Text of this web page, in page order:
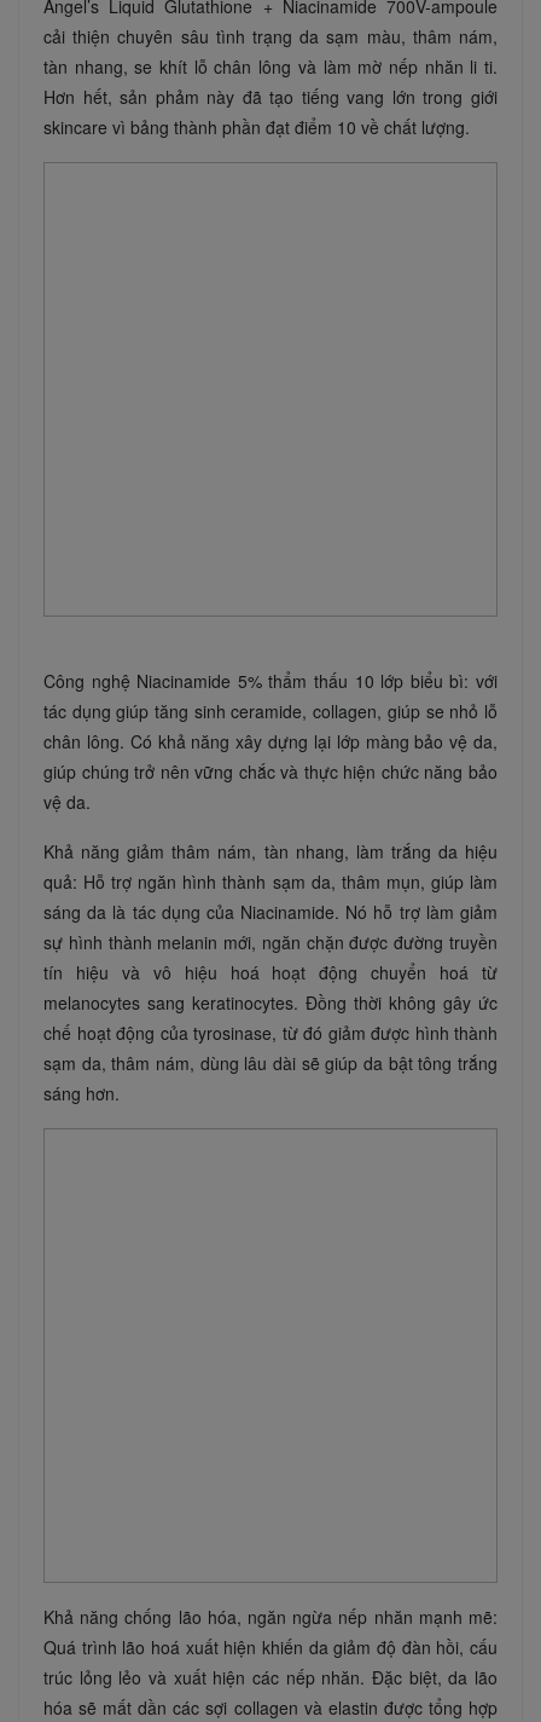
Angel’s Liquid Glutathione + Niacinamide 700V-ampoule
cải thiện chuyên sâu tình trạng da sạm màu, thâm nám,
tàn nhang, se khít lỗ chân lông và làm mờ nếp nhăn li ti.
Hơn hết, sản phảm này đã tạo tiếng vang lớn trong giới
skincare vì bảng thành phần đạt điểm 10 về chất lượng.
Công nghệ Niacinamide 5% thẩm thấu 10 lớp biểu bì: với
tác dụng giúp tăng sinh ceramide, collagen, giúp se nhỏ lỗ
chân lông. Có khả năng xây dựng lại lớp màng bảo vệ da,
giúp chúng trở nên vững chắc và thực hiện chức năng bảo
vệ da.
Khả năng giảm thâm nám, tàn nhang, làm trắng da hiệu
quả: Hỗ trợ ngăn hình thành sạm da, thâm mụn, giúp làm
sáng da là tác dụng của Niacinamide. Nó hỗ trợ làm giảm
sự hình thành melanin mới, ngăn chặn được đường truyền
tín hiệu và vô hiệu hoá hoạt động chuyển hoá từ
melanocytes sang keratinocytes. Đồng thời không gây ức
chế hoạt động của tyrosinase, từ đó giảm được hình thành
sạm da, thâm nám, dùng lâu dài sẽ giúp da bật tông trắng
sáng hơn.
Khả năng chống lão hóa, ngăn ngừa nếp nhăn mạnh mẽ:
Quá trình lão hoá xuất hiện khiến da giảm độ đàn hồi, cấu
trúc lỏng lẻo và xuất hiện các nếp nhăn. Đặc biệt, da lão
hóa sẽ mất dần các sợi collagen và elastin được tổng hợp